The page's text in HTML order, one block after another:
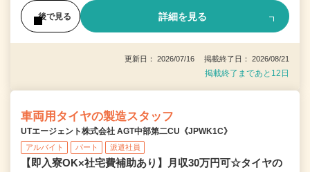
後で見る 詳細を見る
更新日： 2026/07/16 掲載終了日： 2026/08/21
掲載終了まであと12日
車両用タイヤの製造スタッフ
UTエージェント株式会社 AGT中部第二CU《JPWK1C》
アルバイト パート 派遣社員
【即入寮OK×社宅費補助あり】月収30万円可☆タイヤの